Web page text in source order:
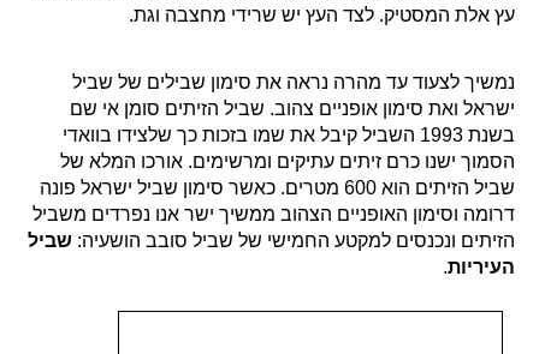
עץ אלת המסטיק. לצד העץ יש שרידי מחצבה וגת.
נמשיך לצעוד עד מהרה נראה את סימון שבילים של שביל
ישראל ואת סימון אופניים צהוב. שביל הזיתים סומן אי שם
בשנת 1993 השביל קיבל את שמו בזכות כך שלצידו בוואדי
הסמוך ישנו כרם זיתים עתיקים ומרשימים. אורכו המלא של
שביל הזיתים הוא 600 מטרים. כאשר סימון שביל ישראל פונה
דרומה וסימון האופניים הצהוב ממשיך ישר אנו נפרדים משביל
הזיתים ונכנסים למקטע החמישי של שביל סובב הושעיה: שביל
העיריות.